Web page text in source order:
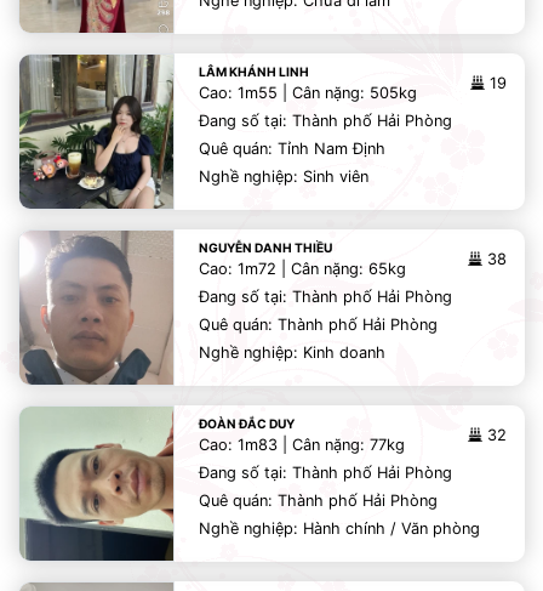
LÂM KHÁNH LINH
19
Cao: 1m55 | Cân nặng: 505kg
Đang số tại: Thành phố Hải Phòng
Quê quán: Tỉnh Nam Định
Nghề nghiệp: Sinh viên
NGUYỄN DANH THIỀU
38
Cao: 1m72 | Cân nặng: 65kg
Đang số tại: Thành phố Hải Phòng
Quê quán: Thành phố Hải Phòng
Nghề nghiệp: Kinh doanh
ĐOÀN ĐẮC DUY
32
Cao: 1m83 | Cân nặng: 77kg
Đang số tại: Thành phố Hải Phòng
Quê quán: Thành phố Hải Phòng
Nghề nghiệp: Hành chính / Văn phòng